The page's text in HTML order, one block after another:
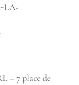
LA-
– 7 place de